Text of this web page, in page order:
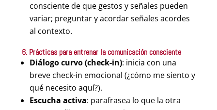
consciente de que gestos y señales pueden
variar; preguntar y acordar señales acordes
al contexto.
6. Prácticas para entrenar la comunicación consciente
Diálogo curvo (check-in): inicia con una
breve check-in emocional (¿cómo me siento y
qué necesito aquí?).
Escucha activa: parafrasea lo que la otra